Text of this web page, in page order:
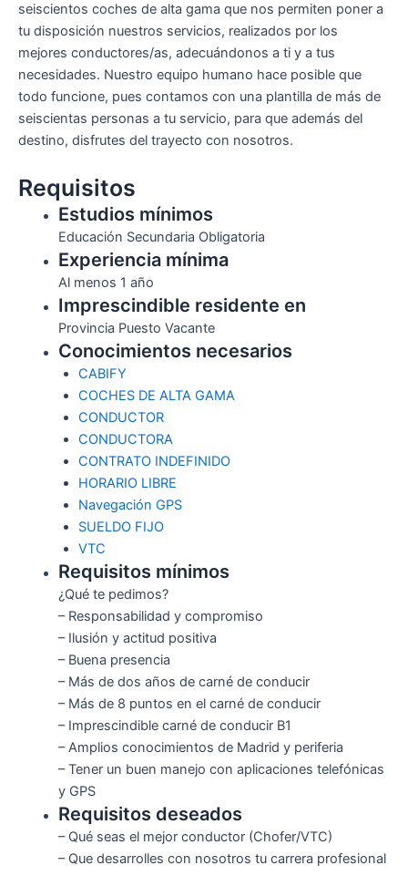
seiscientos coches de alta gama que nos permiten poner a
tu disposición nuestros servicios, realizados por los
mejores conductores/as, adecuándonos a ti y a tus
necesidades. Nuestro equipo humano hace posible que
todo funcione, pues contamos con una plantilla de más de
seiscientas personas a tu servicio, para que además del
destino, disfrutes del trayecto con nosotros.
Requisitos
Estudios mínimos
Educación Secundaria Obligatoria
Experiencia mínima
Al menos 1 año
Imprescindible residente en
Provincia Puesto Vacante
Conocimientos necesarios
CABIFY
COCHES DE ALTA GAMA
CONDUCTOR
CONDUCTORA
CONTRATO INDEFINIDO
HORARIO LIBRE
Navegación GPS
SUELDO FIJO
VTC
Requisitos mínimos
¿Qué te pedimos?
– Responsabilidad y compromiso
– Ilusión y actitud positiva
– Buena presencia
– Más de dos años de carné de conducir
– Más de 8 puntos en el carné de conducir
– Imprescindible carné de conducir B1
– Amplios conocimientos de Madrid y periferia
– Tener un buen manejo con aplicaciones telefónicas
y GPS
Requisitos deseados
– Qué seas el mejor conductor (Chofer/VTC)
– Que desarrolles con nosotros tu carrera profesional